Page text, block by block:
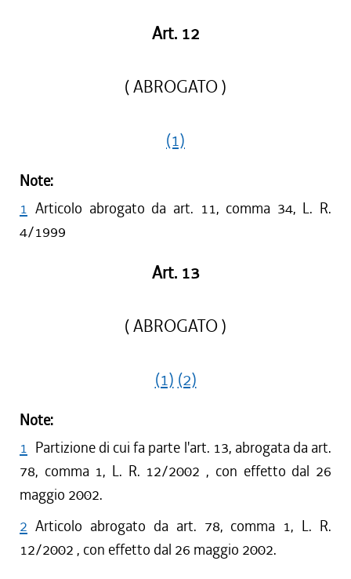
Art. 12
( ABROGATO )
(1)
Note:
1 Articolo abrogato da art. 11, comma 34, L. R.
4/1999
Art. 13
( ABROGATO )
(1) (2)
Note:
1 Partizione di cui fa parte l'art. 13, abrogata da art.
78, comma 1, L. R. 12/2002 , con effetto dal 26
maggio 2002.
2 Articolo abrogato da art. 78, comma 1, L. R.
12/2002 , con effetto dal 26 maggio 2002.